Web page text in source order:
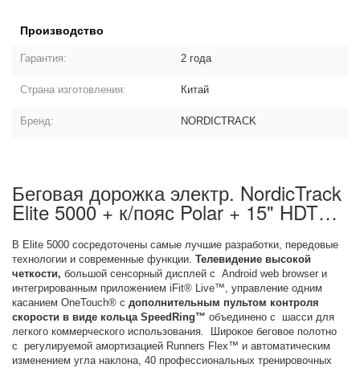
Производство
Гарантия: 2 года
Страна изготовления: Китай
Бренд: NORDICTRACK
Беговая дорожка электр. NordicTrack
Elite 5000 + к/пояс Polar + 15" HDTV:
В Elite 5000 сосредоточены самые лучшие разработки, передовые
технологии и современные функции.Телевидение высокой
четкости, большой сенсорный дисплей с Android web browser и
интегрированным приложением iFit® Live™, управление одним
касанием OneTouch® сдополнительным пультом контроля
скорости в виде кольца SpeedRing™ объединено с шасси для
легкого коммерческого использования. Широкое беговое полотно
с регулируемой амортизацией Runners Flex™ и автоматическим
изменением угла наклона, 40 профессиональных тренировочных